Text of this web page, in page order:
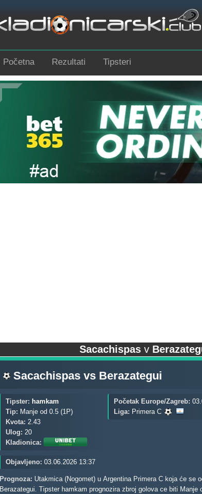
Početna Rezultati Tipsteri
Sacachispas v
Sacachispas vs Berazategui
Tipster: hamkam
Tip: Manje od 0.5 (1P)
Kvota: 2.43
Ulog: 20
Kladionica:
Početak Europe/Zagreb:
Liga: Primera C
Objavljeno: 03.06.2026 13:37
Prognoza: Utakmica (Nogomet) u Argentina Primera C koja će se
Berazategui. Tipster hamkam prognozira zbroj golova ce biti Manje